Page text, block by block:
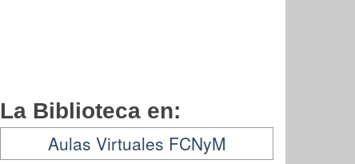
La Biblioteca en:
Aulas Virtuales FCNyM